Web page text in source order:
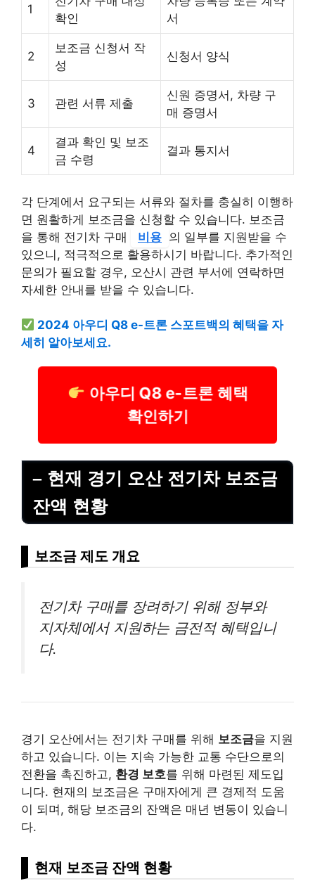
1
확인
서
2
보조금 신청서 작
성
신청서 양식
3 관련 서류 제출
신원 증명서, 차량 구
매 증명서
4
결과 확인 및 보조
금 수령
결과 통지서
각 단계에서 요구되는 서류와 절차를 충실히 이행하
면 원활하게 보조금을 신청할 수 있습니다. 보조금
을 통해 전기차 구매
비용 의 일부를 지원받을 수
있으니, 적극적으로 활용하시기 바랍니다. 추가적인
문의가 필요할 경우, 오산시 관련 부서에 연락하면
자세한 안내를 받을 수 있습니다.
2024 아우디 Q8 e-트론 스포트백의 혜택을 자
세히 알아보세요.
아우디 Q8 e-트론 혜택
확인하기
– 현재 경기 오산 전기차 보조금
잔액 현황
보조금 제도 개요
전기차 구매를 장려하기 위해 정부와
지자체에서 지원하는 금전적 혜택입니
다.
경기 오산에서는 전기차 구매를 위해 보조금을 지원
하고 있습니다. 이는 지속 가능한 교통 수단으로의
전환을 촉진하고, 환경 보호를 위해 마련된 제도입
니다. 현재의 보조금은 구매자에게 큰 경제적 도움
이 되며, 해당 보조금의 잔액은 매년 변동이 있습니
다.
현재 보조금 잔액 현황